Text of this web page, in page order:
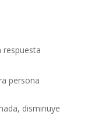
respuesta
persona
disminuye